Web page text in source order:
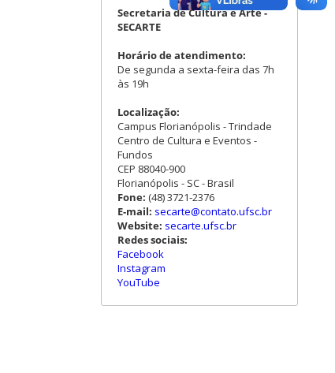
Secretaria de Cultura e Arte -
SECARTE
Horário de atendimento:
De segunda a sexta-feira das 7h
às 19h
Localização:
Campus Florianópolis - Trindade
Centro de Cultura e Eventos -
Fundos
CEP 88040-900
Florianópolis - SC - Brasil
Fone: (48) 3721-2376
E-mail: secarte@contato.ufsc.br
Website: secarte.ufsc.br
Redes sociais:
Facebook
Instagram
YouTube